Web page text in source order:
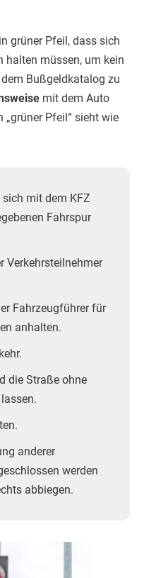
grüner Pfeil, dass sich
halten müssen, um kein
Bußgeldkatalog zu
mit dem Auto
„grüner Pfeil“ sieht wie
mit dem KFZ
Fahrspur
Verkehrsteilnehmer
Fahrzeugführer für
anhalten.
die Straße ohne
anderer
werden
abbiegen.